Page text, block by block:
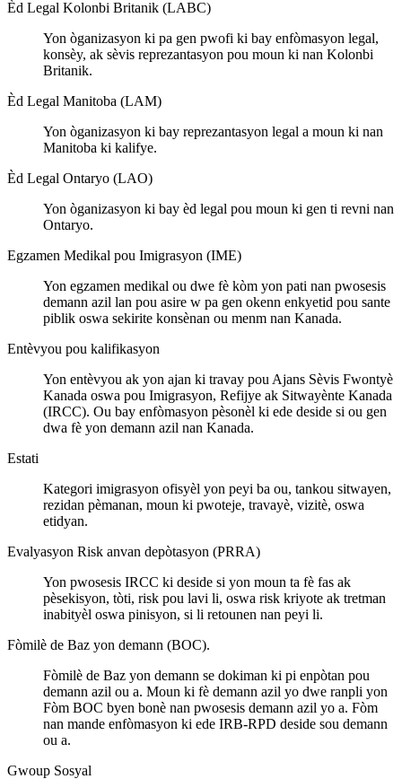
Èd Legal Kolonbi Britanik (LABC)
Yon òganizasyon ki pa gen pwofi ki bay enfòmasyon legal,
konsèy, ak sèvis reprezantasyon pou moun ki nan Kolonbi
Britanik.
Èd Legal Manitoba (LAM)
Yon òganizasyon ki bay reprezantasyon legal a moun ki nan
Manitoba ki kalifye.
Èd Legal Ontaryo (LAO)
Yon òganizasyon ki bay èd legal pou moun ki gen ti revni nan
Ontaryo.
Egzamen Medikal pou Imigrasyon (IME)
Yon egzamen medikal ou dwe fè kòm yon pati nan pwosesis
demann azil lan pou asire w pa gen okenn enkyetid pou sante
piblik oswa sekirite konsènan ou menm nan Kanada.
Entèvyou pou kalifikasyon
Yon entèvyou ak yon ajan ki travay pou Ajans Sèvis Fwontyè
Kanada oswa pou Imigrasyon, Refijye ak Sitwayènte Kanada
(IRCC). Ou bay enfòmasyon pèsonèl ki ede deside si ou gen
dwa fè yon demann azil nan Kanada.
Estati
Kategori imigrasyon ofisyèl yon peyi ba ou, tankou sitwayen,
rezidan pèmanan, moun ki pwoteje, travayè, vizitè, oswa
etidyan.
Evalyasyon Risk anvan depòtasyon (PRRA)
Yon pwosesis IRCC ki deside si yon moun ta fè fas ak
pèsekisyon, tòti, risk pou lavi li, oswa risk kriyote ak tretman
inabityèl oswa pinisyon, si li retounen nan peyi li.
Fòmilè de Baz yon demann (BOC).
Fòmilè de Baz yon demann se dokiman ki pi enpòtan pou
demann azil ou a. Moun ki fè demann azil yo dwe ranpli yon
Fòm BOC byen bonè nan pwosesis demann azil yo a. Fòm
nan mande enfòmasyon ki ede IRB-RPD deside sou demann
ou a.
Gwoup Sosyal